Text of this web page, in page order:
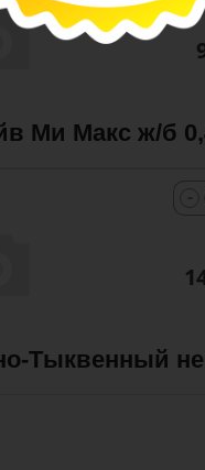
Ми Макс ж/б
Тыквенный